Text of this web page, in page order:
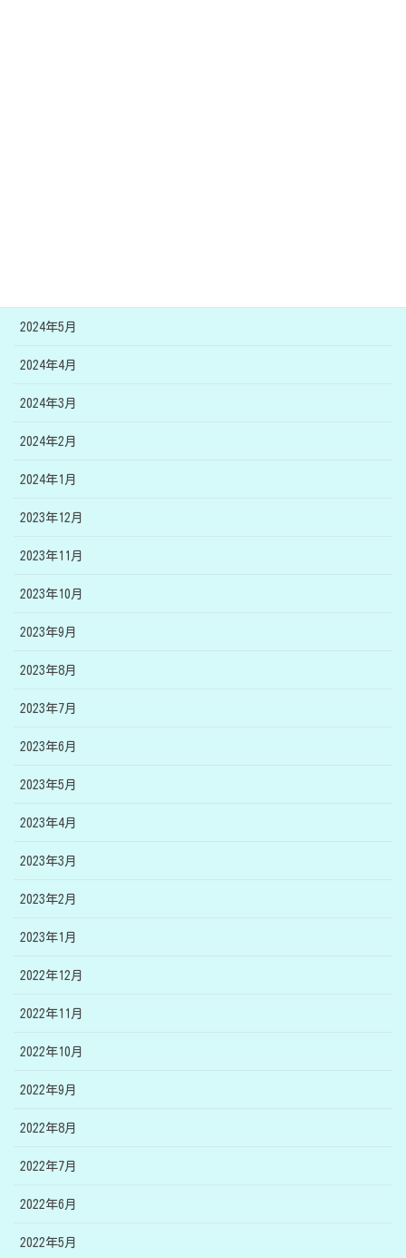
2024年5月
2024年4月
2024年3月
2024年2月
2024年1月
2023年12月
2023年11月
2023年10月
2023年9月
2023年8月
2023年7月
2023年6月
2023年5月
2023年4月
2023年3月
2023年2月
2023年1月
2022年12月
2022年11月
2022年10月
2022年9月
2022年8月
2022年7月
2022年6月
2022年5月